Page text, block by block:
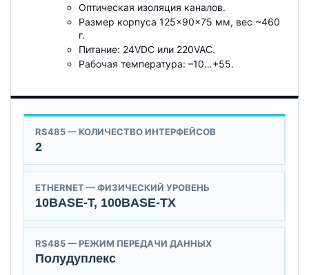
Оптическая изоляция каналов.
Размер корпуса 125×90×75 мм, вес ~460
г.
Питание: 24VDC или 220VAC.
Рабочая температура: –10…+55.
RS485 — КОЛИЧЕСТВО ИНТЕРФЕЙСОВ
2
ETHERNET — ФИЗИЧЕСКИЙ УРОВЕНЬ
10BASE-T, 100BASE-TX
RS485 — РЕЖИМ ПЕРЕДАЧИ ДАННЫХ
Полудуплекс